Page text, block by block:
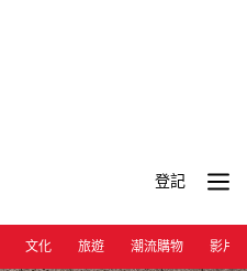
登記
文化 旅遊 潮流購物 影片